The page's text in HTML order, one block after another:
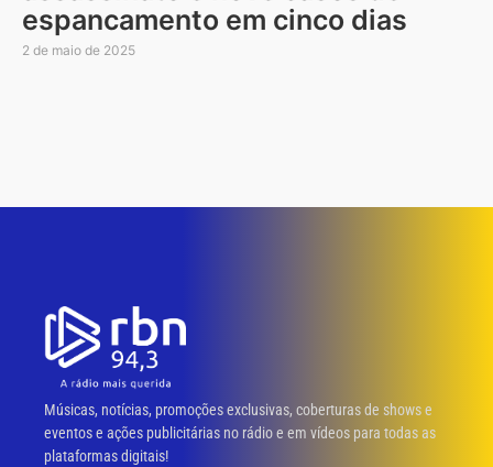
espancamento em cinco dias
2 de maio de 2025
Músicas, notícias, promoções exclusivas, coberturas de shows e
eventos e ações publicitárias no rádio e em vídeos para todas as
plataformas digitais!